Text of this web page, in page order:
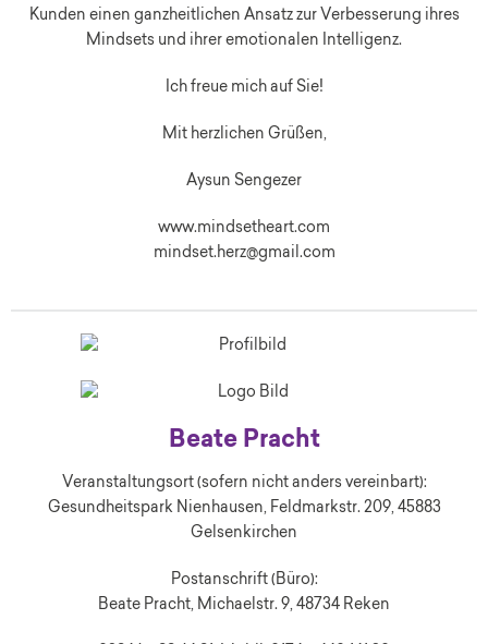
Kunden einen ganzheitlichen Ansatz zur Verbesserung ihres
Mindsets und ihrer emotionalen Intelligenz.
Ich freue mich auf Sie!
Mit herzlichen Grüßen,
Aysun Sengezer
www.mindsetheart.com
mindset.herz@gmail.com
Beate Pracht
Veranstaltungsort (sofern nicht anders vereinbart):
Gesundheitspark Nienhausen, Feldmarkstr. 209, 45883
Gelsenkirchen
Postanschrift (Büro):
Beate Pracht, Michaelstr. 9, 48734 Reken